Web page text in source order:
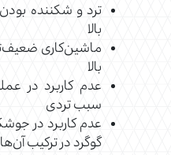
ترد و شکننده
بالا
ماشین‌کاری
بالا
عدم کاربرد در
سبب تردی
عدم کاربرد در
گوگرد در ترکیب آن‌ها